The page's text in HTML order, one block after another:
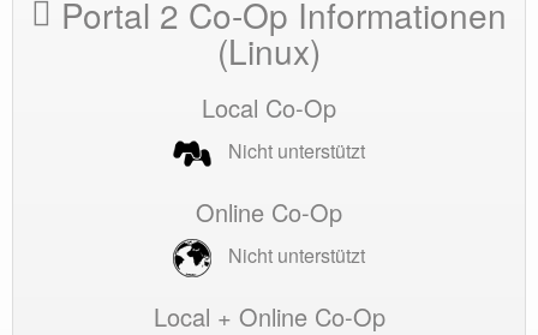
Portal 2 Co-Op Informationen
(Linux)
Local Co-Op
Nicht unterstützt
Online Co-Op
Nicht unterstützt
Local + Online Co-Op